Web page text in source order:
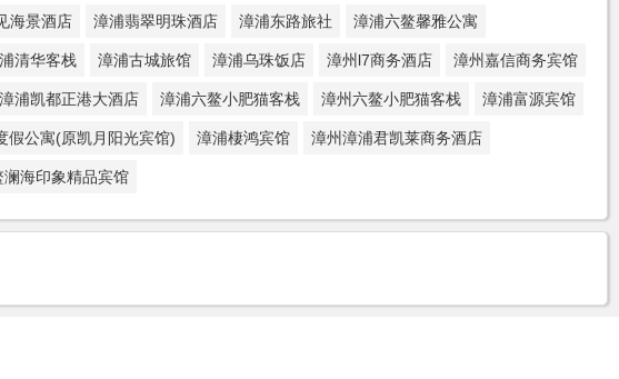
海景酒店 漳浦翡翠明珠酒店 漳浦东路旅社 漳浦六鳌馨雅公寓
清华客栈 漳浦古城旅馆 漳浦乌珠饭店 漳州l7商务酒店 漳州嘉信商务宾馆
漳浦凯都正港大酒店 漳浦六鳌小肥猫客栈 漳州六鳌小肥猫客栈 漳浦富源宾馆
假公寓(原凯月阳光宾馆) 漳浦棲鸿宾馆 漳州漳浦君凯莱商务酒店
澜海印象精品宾馆